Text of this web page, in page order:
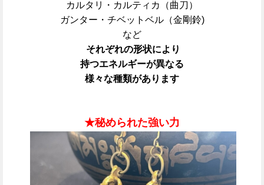
カルタリ・カルティカ（曲刀）
ガンター・チベットベル（金剛鈴)
など
それぞれの形状により
持つエネルギーが異なる
様々な種類があります
★秘められた強い力